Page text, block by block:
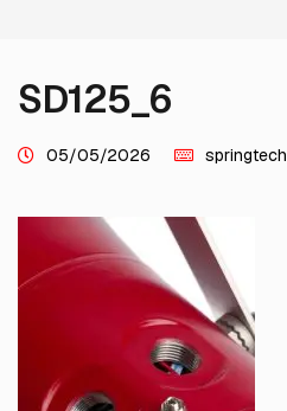
SD125_6
05/05/2026 springtech